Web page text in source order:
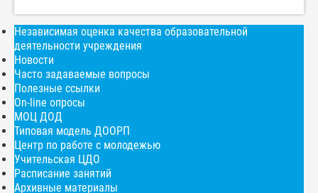
Независимая оценка качества образовательной
деятельности учреждения
Новости
Часто задаваемые вопросы
Полезные ссылки
On-line опросы
МОЦ ДОД
Типовая модель ДООРП
Центр по работе с молодежью
Учительская ЦДО
Расписание занятий
Архивные материалы